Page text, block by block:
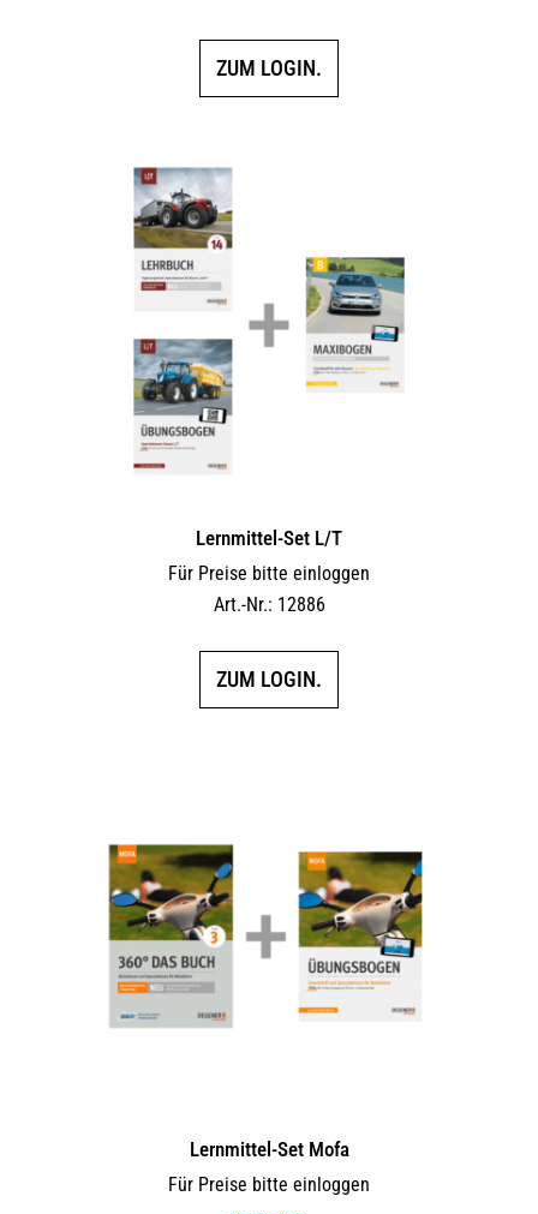
ZUM LOGIN.
Lernmittel-Set L/T
Für Preise bitte einloggen
Art.-Nr.: 12886
ZUM LOGIN.
Lernmittel-Set Mofa
Für Preise bitte einloggen